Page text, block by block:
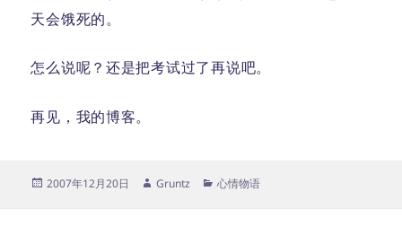
天会饿死的。
怎么说呢？还是把考试过了再说吧。
再见，我的博客。
发
2007年12月20日
作
Gruntz
分
心情物语